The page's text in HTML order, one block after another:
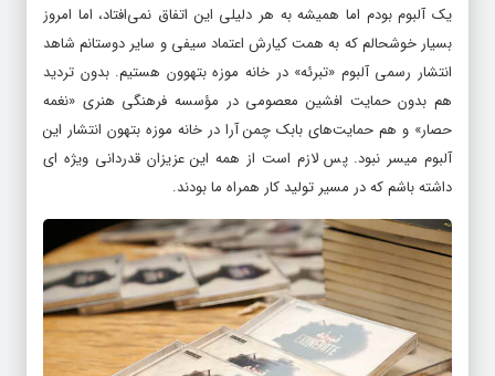
یک آلبوم بودم اما همیشه به هر دلیلی این اتفاق نمی‌افتاد، اما امروز
بسیار خوشحالم که به همت کیارش اعتماد سیفی و سایر دوستانم شاهد
انتشار رسمی آلبوم «تبرئه» در خانه موزه بتهوون هستیم. بدون تردید
هم بدون حمایت افشین معصومی در مؤسسه فرهنگی هنری «نغمه
حصار» و هم حمایت‌های بابک چمن آرا در خانه موزه بتهون انتشار این
آلبوم میسر نبود. پس لازم است از همه این عزیزان قدردانی ویژه ای
داشته باشم که در مسیر تولید کار همراه ما بودند.